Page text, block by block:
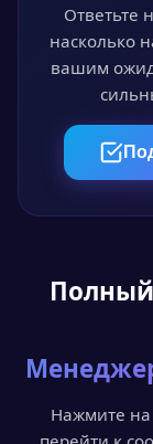
время.
Диплом
Ответьте
насколько
вашим
Нажмите